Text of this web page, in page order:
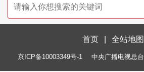
首页 全站地图
京ICP备10003349号-1 中央广播电视总台